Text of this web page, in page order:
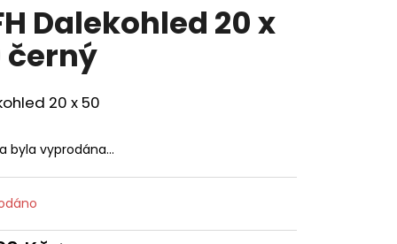
Dalekohled 20 x
černý
20 x 50
byla vyprodána…
UBACS VZOR 95